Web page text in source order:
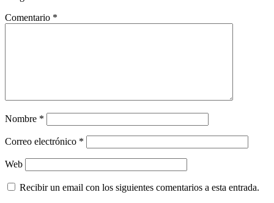
Comentario *
Nombre *
Correo electrónico *
Web
Recibir un email con los siguientes comentarios a esta entrada.